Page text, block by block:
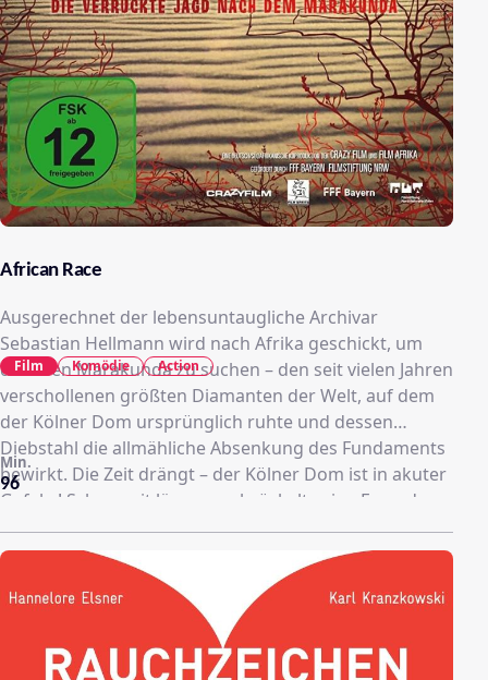
African Race
Ausgerechnet der lebensuntaugliche Archivar
Sebastian Hellmann wird nach Afrika geschickt, um
dort den Marakunda zu suchen – den seit vielen Jahren
verschollenen größten Diamanten der Welt, auf dem
der Kölner Dom ursprünglich ruhte und dessen
Diebstahl die allmähliche Absenkung des Fundaments
bewirkt. Die Zeit drängt – der Kölner Dom ist in akuter
Gefahr! Schon seit längerem bröckelt seine Fassade
bedenklich, er droht sogar einzustürzen. Darunter der
übertrieben integere Kölner Sozialarbeiter Boris
Penske, der Gefahr läuft, im Kannibalenkochtopf zu
enden. Da kann Sebastian froh sein, dass ihn die
ebenso energische wie hübsche Abenteurerin “Alex
Jansen” auf seiner Suche begleitet...
96
Min.
Film Komödie Action